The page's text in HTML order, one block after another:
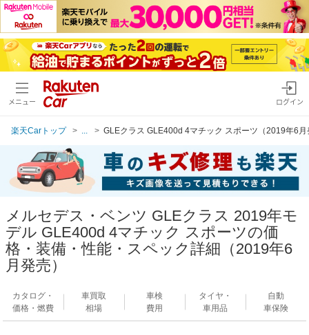
メニュー ログイン
楽天Carトップ GLEクラス GLE400d 4マチック スポーツ（2019年6月
メルセデス・ベンツ GLEクラス 2019年モ
デル GLE400d 4マチック スポーツの価
格・装備・性能・スペック詳細（2019年6
月発売）
カタログ・
価格・燃費
車買取
相場
車検
費用
タイヤ・
車用品
自動
車保険